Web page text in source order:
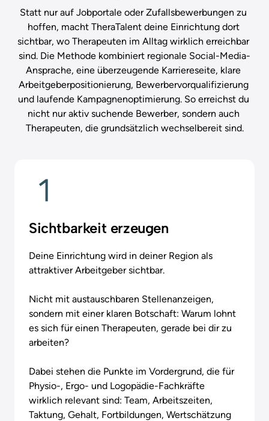
Statt nur auf Jobportale oder Zufallsbewerbungen zu
hoffen, macht TheraTalent deine Einrichtung dort
sichtbar, wo Therapeuten im Alltag wirklich erreichbar
sind. Die Methode kombiniert regionale Social-Media-
Ansprache, eine überzeugende Karriereseite, klare
Arbeitgeberpositionierung, Bewerbervorqualifizierung
und laufende Kampagnenoptimierung. So erreichst du
nicht nur aktiv suchende Bewerber, sondern auch
Therapeuten, die grundsätzlich wechselbereit sind.
Sichtbarkeit erzeugen
Deine Einrichtung wird in deiner Region als
attraktiver Arbeitgeber sichtbar.
Nicht mit austauschbaren Stellenanzeigen,
sondern mit einer klaren Botschaft: Warum lohnt
es sich für einen Therapeuten, gerade bei dir zu
arbeiten?
Dabei stehen die Punkte im Vordergrund, die für
Physio-, Ergo- und Logopädie-Fachkräfte
wirklich relevant sind: Team, Arbeitszeiten,
Taktung, Gehalt, Fortbildungen, Wertschätzung